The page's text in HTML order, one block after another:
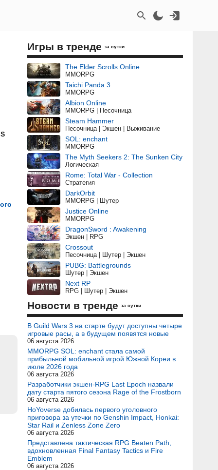
Игры в тренде за сутки
The Elder Scrolls Online
MMORPG
Taichi Panda 3
MMORPG
Albion Online
MMORPG | Песочница
Steam Hammer
Песочница | Экшен | Выживание
SOL: enchant
MMORPG
The Myth Seekers 2: The Sunken City
Логическая
Rome: Total War - Collection
Стратегия
DarkOrbit
MMORPG | Шутер
Justice Online
MMORPG
DragonSword : Awakening
Экшен | RPG
Crossout
Песочница | Шутер | Экшен
PUBG: Battlegrounds
Шутер | Экшен
Next RP
RPG | Шутер | Экшен
Новости в тренде за сутки
В Guild Wars 3 на старте будут доступны четыре
игровые расы, а в будущем появятся новые
06 августа 2026
MMORPG SOL: enchant стала самой
прибыльной мобильной игрой Южной Кореи в
июле 2026 года
06 августа 2026
Разработчики экшен-RPG Last Epoch назвали
дату старта пятого сезона Rage of the Frostborn
06 августа 2026
HoYoverse добилась первого уголовного
приговора за утечки по Genshin Impact, Honkai:
Star Rail и Zenless Zone Zero
06 августа 2026
Представлена тактическая RPG Beaten Path,
вдохновленная Final Fantasy Tactics и Fire
Emblem
06 августа 2026